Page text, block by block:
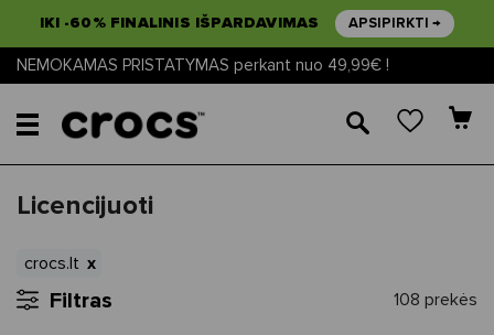
IKI -60% FINALINIS IŠPARDAVIMAS APSIPIRKTI →
NEMOKAMAS PRISTATYMAS perkant nuo 49,99€ !
🔎
Licencijuoti
crocs.lt
Filtras 108 prekės